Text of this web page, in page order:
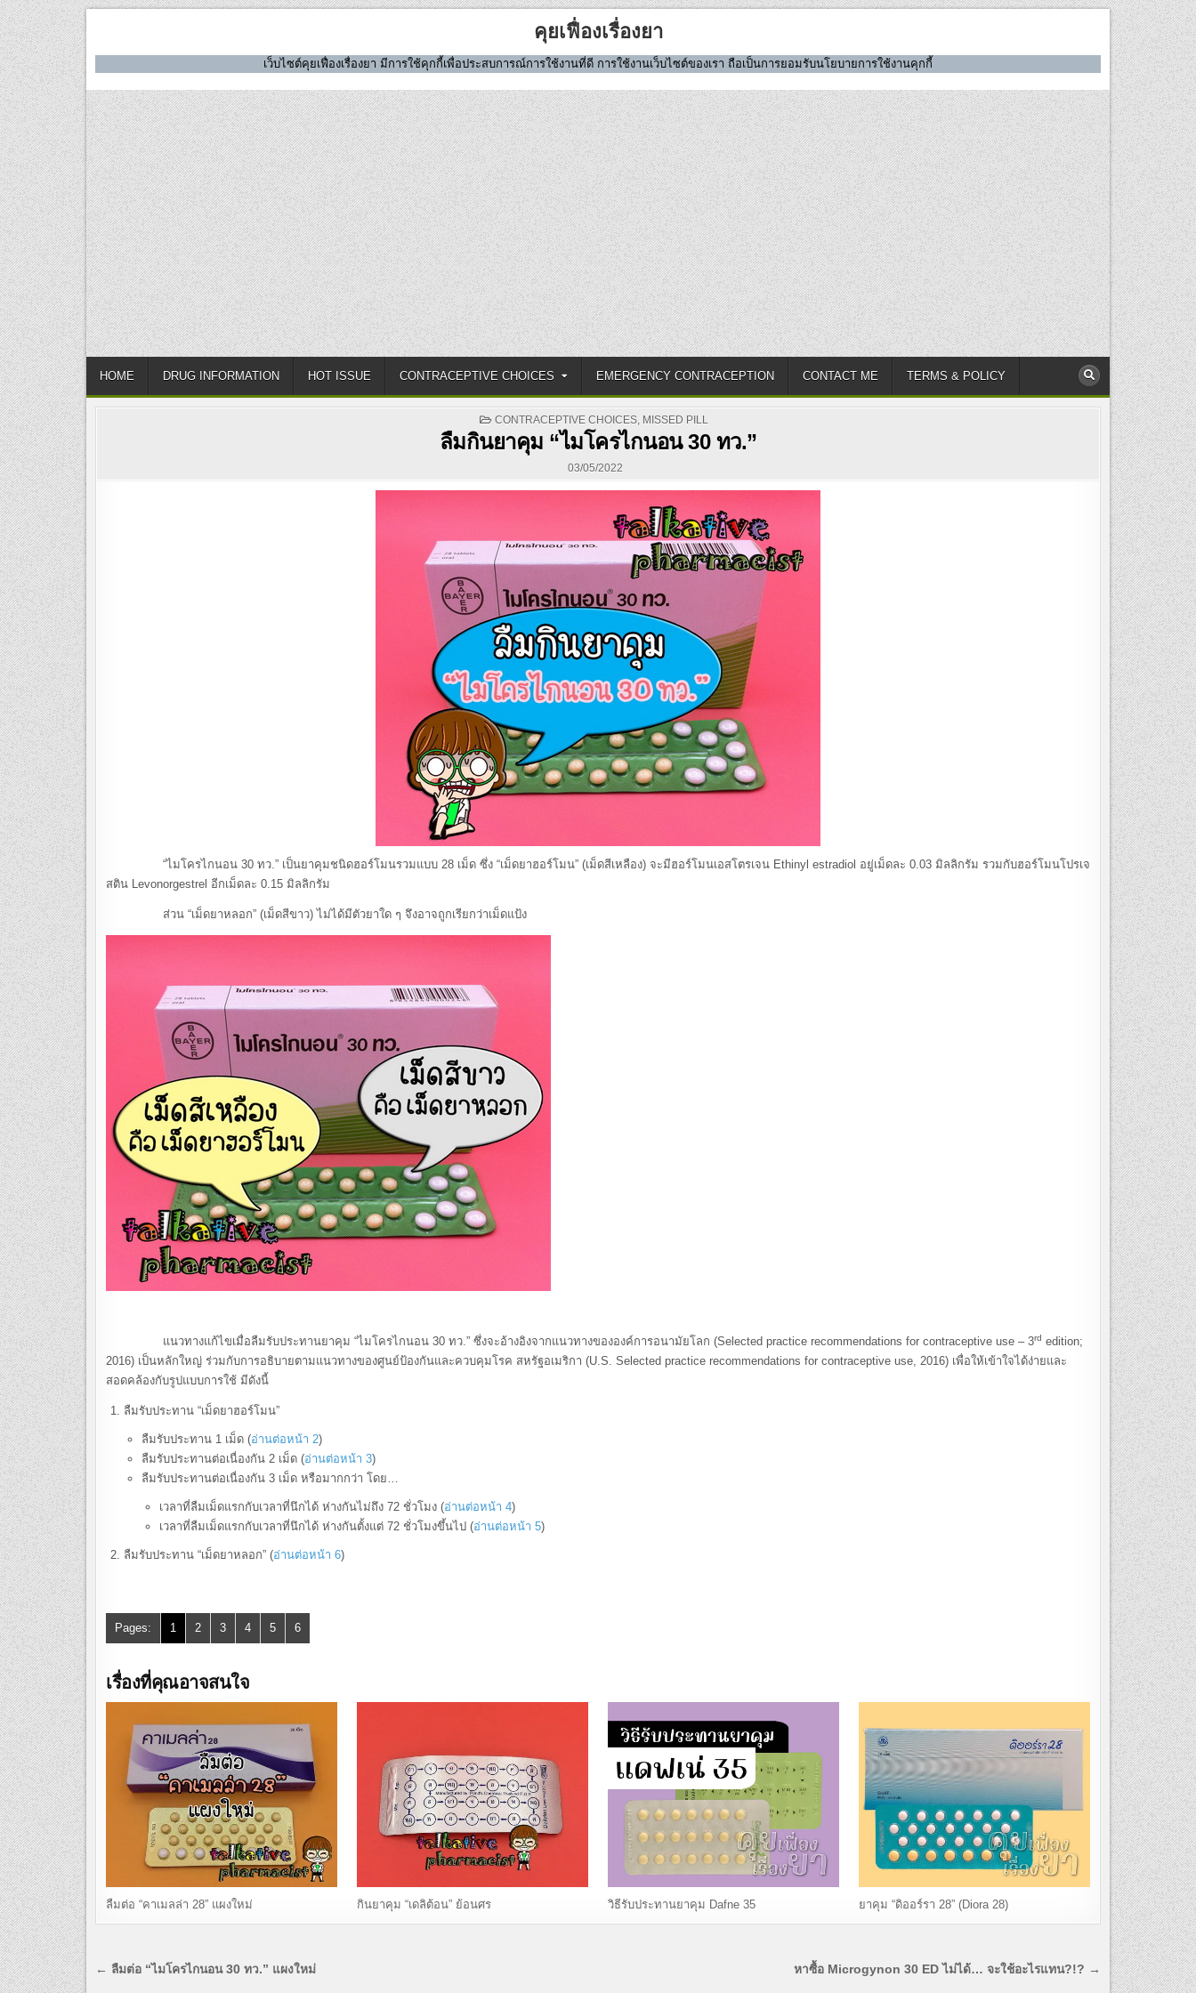
Skip
to
content
คุยเฟื่องเรื่องยา
เว็บไซต์คุยเฟื่องเรื่องยา มีการใช้คุกกี้เพื่อประสบการณ์การใช้งานที่ดี การใช้งานเว็บไซต์ของเรา ถือเป็นการยอมรับนโยบายการใช้งานคุกกี้
HOME DRUG INFORMATION HOT ISSUE CONTRACEPTIVE CHOICES EMERGENCY CONTRACEPTION CONTACT ME TERMS & POLICY
POSTED
CONTRACEPTIVE CHOICES, MISSED PILL
ลืมกินยาคุม “ไมโครไกนอน 30 ทว.”
03/05/2022
“ไมโครไกนอน 30 ทว.” เป็นยาคุมชนิดฮอร์โมนรวมแบบ 28 เม็ด ซึ่ง “เม็ดยาฮอร์โมน” (เม็ดสีเหลือง) จะมีฮอร์โมนเอสโตรเจน Ethinyl estradiol อยู่เม็ดละ 0.03 มิลลิกรัม รวมกับฮอร์โมนโปรเจ
สติน Levonorgestrel อีกเม็ดละ 0.15 มิลลิกรัม
ส่วน “เม็ดยาหลอก” (เม็ดสีขาว) ไม่ได้มีตัวยาใด ๆ จึงอาจถูกเรียกว่าเม็ดแป้ง
แนวทางแก้ไขเมื่อลืมรับประทานยาคุม “ไมโครไกนอน 30 ทว.” ซึ่งจะอ้างอิงจากแนวทางขององค์การอนามัยโลก (Selected practice recommendations for contraceptive use – 3rd edition;
2016) เป็นหลักใหญ่ ร่วมกับการอธิบายตามแนวทางของศูนย์ป้องกันและควบคุมโรค สหรัฐอเมริกา (U.S. Selected practice recommendations for contraceptive use, 2016) เพื่อให้เข้าใจได้ง่ายและ
สอดคล้องกับรูปแบบการใช้ มีดังนี้
ลืมรับประทาน “เม็ดยาฮอร์โมน”
ลืมรับประทาน 1 เม็ด (อ่านต่อหน้า 2)
ลืมรับประทานต่อเนื่องกัน 2 เม็ด (อ่านต่อหน้า 3)
ลืมรับประทานต่อเนื่องกัน 3 เม็ด หรือมากกว่า โดย…
เวลาที่ลืมเม็ดแรกกับเวลาที่นึกได้ ห่างกันไม่ถึง 72 ชั่วโมง (อ่านต่อหน้า 4)
เวลาที่ลืมเม็ดแรกกับเวลาที่นึกได้ ห่างกันตั้งแต่ 72 ชั่วโมงขึ้นไป (อ่านต่อหน้า 5)
ลืมรับประทาน “เม็ดยาหลอก” (อ่านต่อหน้า 6)
Pages: 1 2 3 4 5 6
เรื่องที่คุณอาจสนใจ
ลืมต่อ “คาเมลล่า 28” แผงใหม่ กินยาคุม “เดลิต้อน” ย้อนศร วิธีรับประทานยาคุม Dafne 35 ยาคุม “ดิออร์รา 28” (Diora 28)
แนะแนว
หาซื้อ Microgynon 30 ED ไม่ได้… จะใช้อะไรแทน?!? →
← ลืมต่อ “ไมโครไกนอน 30 ทว.” แผงใหม่